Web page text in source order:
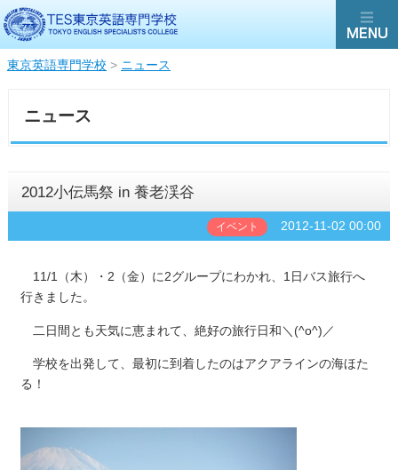
東京英語専門学校 > ニュース
ニュース
2012小伝馬祭 in 養老渓谷
イベント 2012-11-02 00:00
11/1（木）・2（金）に2グループにわかれ、1日バス旅行へ
行きました。
二日間とも天気に恵まれて、絶好の旅行日和＼(^o^)／
学校を出発して、最初に到着したのはアクアラインの海ほた
る！